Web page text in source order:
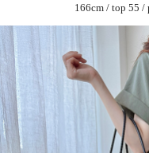
166cm / top 55 /